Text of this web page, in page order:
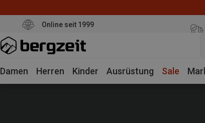
Online seit 1999
Damen Herren Kinder Ausrüstung Sale